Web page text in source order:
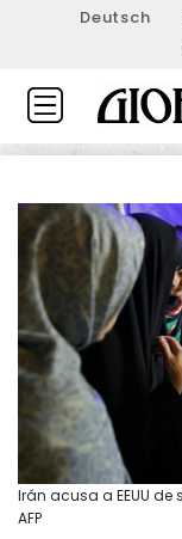
Deutsch
Irán acusa a EEUU
AFP